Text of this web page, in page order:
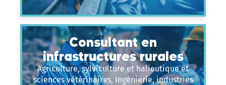
Consultant en
infrastructures rurales
Agriculture, sylviculture et halieutique et
sciences vétérinaires, Ingénierie, industries